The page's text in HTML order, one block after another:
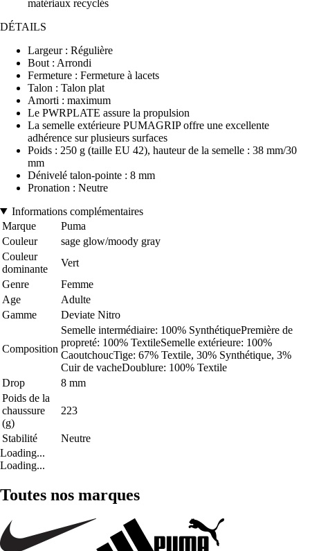
matériaux recyclés
DÉTAILS
Largeur : Régulière
Bout : Arrondi
Fermeture : Fermeture à lacets
Talon : Talon plat
Amorti : maximum
Le PWRPLATE assure la propulsion
La semelle extérieure PUMAGRIP offre une excellente
adhérence sur plusieurs surfaces
Poids : 250 g (taille EU 42), hauteur de la semelle : 38 mm/30
mm
Dénivelé talon-pointe : 8 mm
Pronation : Neutre
Informations complémentaires
Marque
Puma
Couleur
sage glow/moody gray
Couleur
dominante
Vert
Genre
Femme
Age
Adulte
Gamme
Deviate Nitro
Composition
Semelle intermédiaire: 100% SynthétiquePremière de
propreté: 100% TextileSemelle extérieure: 100%
CaoutchoucTige: 67% Textile, 30% Synthétique, 3%
Cuir de vacheDoublure: 100% Textile
Drop
8 mm
Poids de la
chaussure
(g)
223
Stabilité
Neutre
Loading...
Loading...
Toutes nos marques